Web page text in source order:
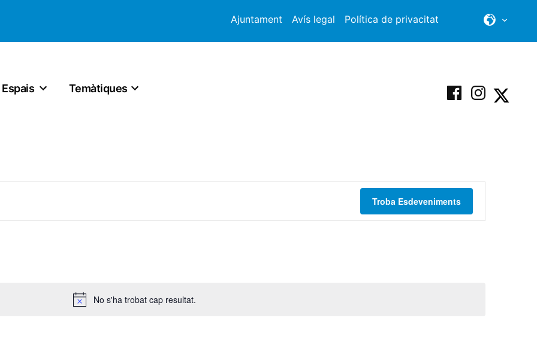
Ajuntament Avís legal Política de privacitat
Espais Temàtiques Facebook
Instagram
X
Notice
No s'ha trobat cap resultat.
Troba Esdeveniments